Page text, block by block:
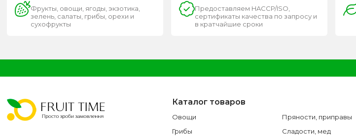
Фрукты, овощи, ягоды, экзотика,
зелень, салаты, грибы, орехи и
сухофрукты
Предоставляем HACCP/ISO,
сертификаты качества по запросу и
в кратчайшие сроки
Каталог товаров
Овощи
Грибы
Пряности, приправы
Сладости, мед